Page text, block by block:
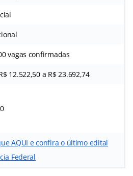
vagas confirmadas
12.522,50 a R$ 23.692,74
AQUI e confira o último edital
Federal